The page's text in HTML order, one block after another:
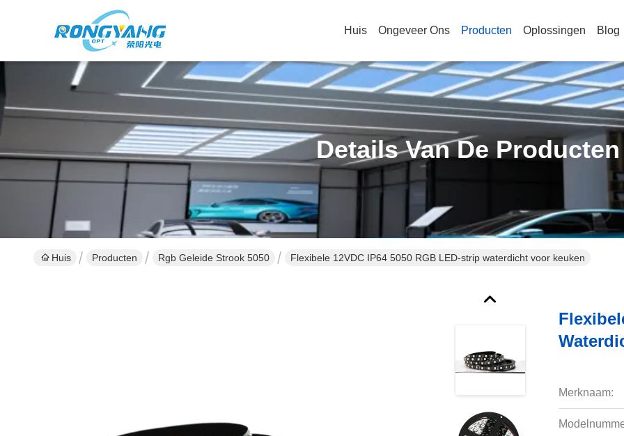
Huis Ongeveer Ons Producten Oplossingen Blog
Details Van De Producten
Huis Producten Rgb Geleide Strook 5050 Flexibele 12VDC IP64 5050 RGB LED-strip waterdicht voor keuken
Merknaam: